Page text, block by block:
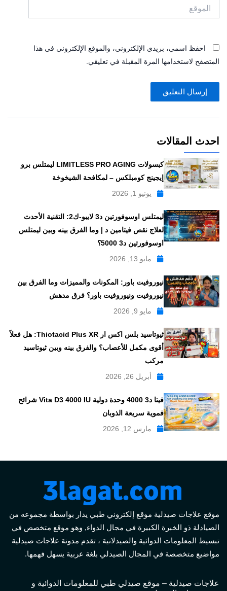
احفظ اسمي، بريدي الإلكتروني، والموقع الإلكتروني في هذا
المتصفح لاستخدامها المرة المقبلة في تعليقي.
احدث المقالات
كبسولات LIMITLESS PRO AGING ليمتلس برو
إيجينج كومبلكس – لمكافحة الشيخوخة
يونيو 1, 2026
ليمتلس اوسوفورتين د3 لايبو-ك2: التقنية الأحدث
لعلاج نقص فيتامين د | وما الفرق بينه وبين ليمتلس
اوسوفورتين د3 5000؟
مايو 13, 2026
نيوروفيت باور: المكونات والمميزات وما الفرق بين
نيوروفيت ونيوروفيت باور؟ فرق مدهش
مايو 9, 2026
ثيوتاسيد بلس اكس ار Thiotacid Plus XR: هل فعلاً
أقوى مكمل للأعصاب؟ والفرق بينه وبين ثيوتاسيد
مركب
أبريل 26, 2026
فيتا د3 4000 وحدة دولية Vita D3 4000 IU شرائح
فموية سريعة الذوبان
مارس 12, 2026
موقع علاجات صيدلية موقع إلكتروني طبي يدار بواسطة مجموعه من
الصيادلة ذو الخبرة الكبيرة في مجال الدواء, وهو موقع متخصص في
تبسيط المعلومات الدوائية والصيدلانية ، تقدم مدونة علاجات صيدلية
مواضيع متخصصة في المجال الصيدلي بلغة عربية يسهل فهمها.
علاجات صيدلية – موقع صيدلي طبي للمعلومات الدوائية و